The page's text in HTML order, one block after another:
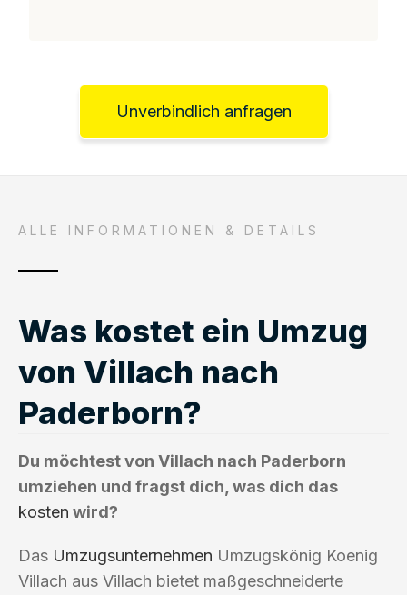
Unverbindlich anfragen
ALLE INFORMATIONEN & DETAILS
Was kostet ein Umzug
von Villach nach
Paderborn?
Du möchtest von Villach nach Paderborn
umziehen und fragst dich, was dich das
kosten wird?
Das Umzugsunternehmen Umzugskönig Koenig
Villach aus Villach bietet maßgeschneiderte